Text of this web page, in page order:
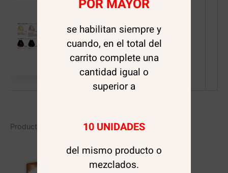
Productos relacionados
POR MAYOR
se habilitan siempre y
cuando, en el total del
carrito complete una
cantidad igual o
superior a
10 UNIDADES
del mismo producto o
mezclados.